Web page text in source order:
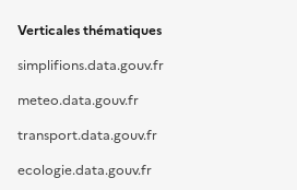
Verticales thématiques
simplifions.data.gouv.fr
meteo.data.gouv.fr
transport.data.gouv.fr
ecologie.data.gouv.fr